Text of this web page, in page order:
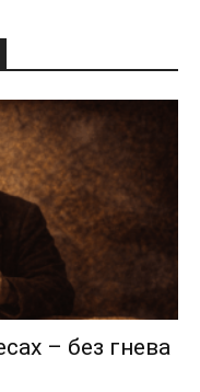
– без гнева